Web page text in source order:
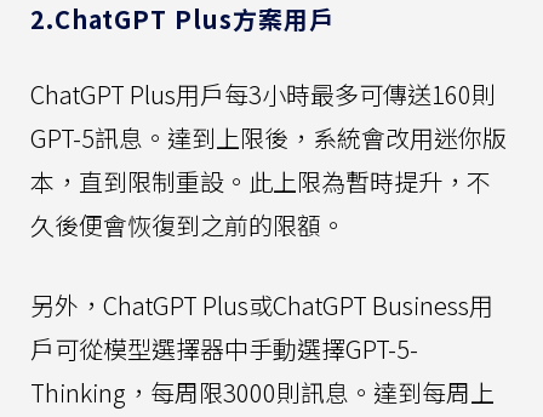
2.ChatGPT Plus方案用戶
ChatGPT Plus用戶每3小時最多可傳送160則
GPT-5訊息。達到上限後，系統會改用迷你版
本，直到限制重設。此上限為暫時提升，不
久後便會恢復到之前的限額。
另外，ChatGPT Plus或ChatGPT Business用
戶可從模型選擇器中手動選擇GPT-5-
Thinking，每周限3000則訊息。達到每周上